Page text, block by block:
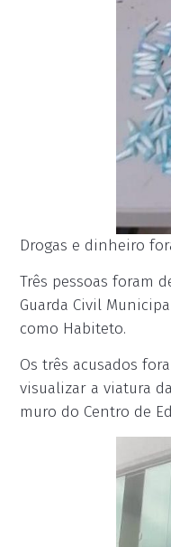
Drogas e dinheiro
Três pessoas foram
Guarda Civil
como Habiteto.
Os três acusados
visualizar a viatura
muro do Centro de